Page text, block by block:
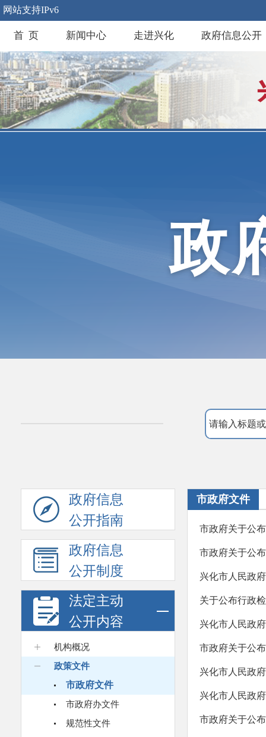
网站支持IPv6
首 页 新闻中心 走进兴化 政府信息公开
政
政府信息
公开指南
政府信息
公开制度
法定主动
公开内容
机构概况
政策文件
市政府文件
市政府办文件
规范性文件
市政府文件
市政府关于公
市政府关于公
兴化市人民政
关于公布行政
兴化市人民政
市政府关于公
兴化市人民政
兴化市人民政
市政府关于公